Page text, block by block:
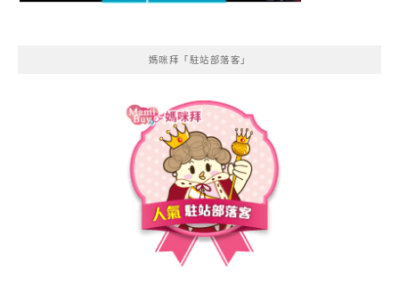
媽咪拜「駐站部落客」